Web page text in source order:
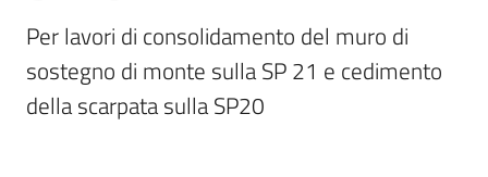
P
r
Per lavori di consolidamento del muro di
sostegno di monte sulla SP 21 e cedimento
della scarpata sulla SP20